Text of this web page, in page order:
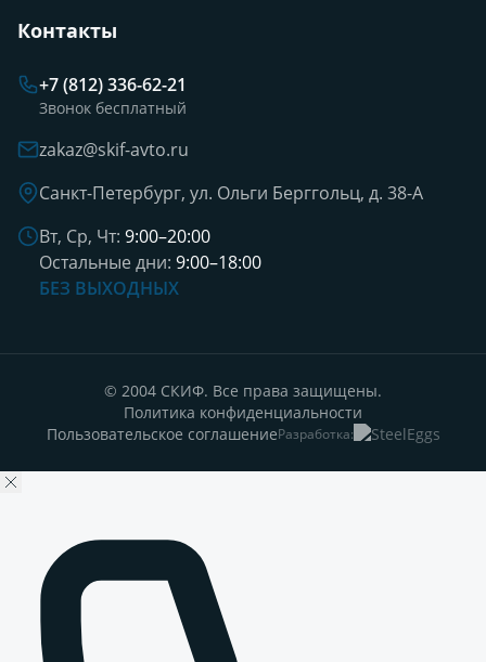
Контакты
+7 (812) 336-62-21
Звонок бесплатный
zakaz@skif-avto.ru
Санкт-Петербург, ул. Ольги Берггольц, д. 38-А
Вт, Ср, Чт: 9:00–20:00
Остальные дни: 9:00–18:00
БЕЗ ВЫХОДНЫХ
© 2004 СКИФ. Все права защищены.
Политика конфиденциальности
Пользовательское соглашениеРазработка: